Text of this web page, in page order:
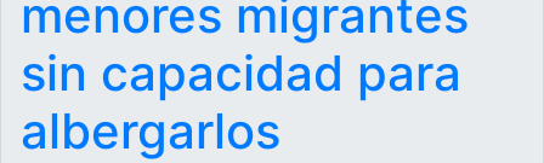
menores migrantes
sin capacidad para
albergarlos